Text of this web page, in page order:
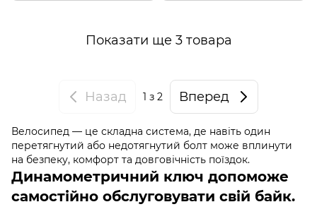
Показати ще 3 товара
Назад 1 з 2 Вперед
Велосипед — це складна система, де навіть один
перетягнутий або недотягнутий болт може вплинути
на безпеку, комфорт та довговічність поїздок.
Динамометричний ключ допоможе
самостійно обслуговувати свій байк.